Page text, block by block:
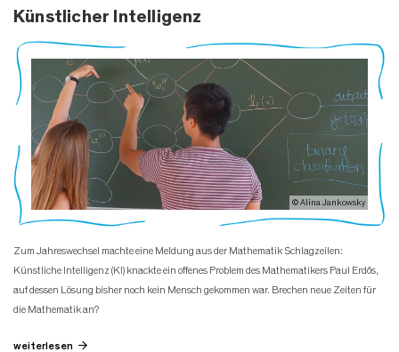
Künstlicher Intelligenz
© Alina Jankowsky
Zum Jahreswechsel machte eine Meldung aus der Mathematik Schlagzeilen:
Künstliche Intelligenz (KI) knackte ein offenes Problem des Mathematikers Paul Erdős,
auf dessen Lösung bisher noch kein Mensch gekommen war. Brechen neue Zeiten für
die Mathematik an?
weiterlesen